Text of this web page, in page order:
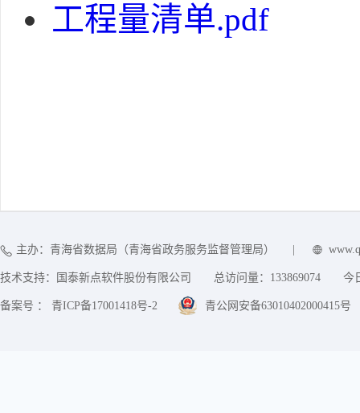
工程量清单.pdf
主办：青海省数据局（青海省政务服务监督管理局）
技术支持：国泰新点软件股份有限公司 总访问量： 133869074 今
备案号 ： 青ICP备17001418号-2 青公网安备63010402000415号